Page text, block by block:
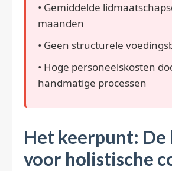
• Gemiddelde
maanden
• Geen structurele
• Hoge personeelskosten
handmatige processen
Het keerpunt: De
voor holistische